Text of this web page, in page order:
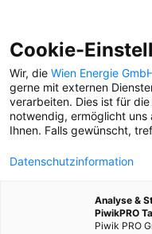
Cookie-
Wir, die Wien Energie
gerne mit externen
verarbeiten. Dies ist für
notwendig, ermöglicht
Ihnen. Falls gewünscht,
Datenschutzinformation
Analyse &
PiwikPRO
Piwik PRO